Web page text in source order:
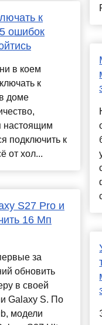
к
ошибок
в коем
к
доме
настоящим
подключить к
от хол...
S27 Pro и
16 Мп
за
обновить
в своей
Galaxy S. По
модели